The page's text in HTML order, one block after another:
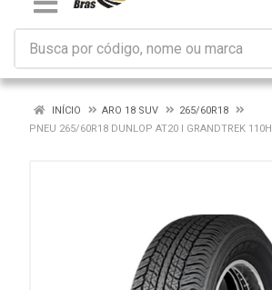
INÍCIO ARO 18 SUV
265/60R18
PNEU 265/60R18 DUNLOP AT20 I GRANDTREK 110H